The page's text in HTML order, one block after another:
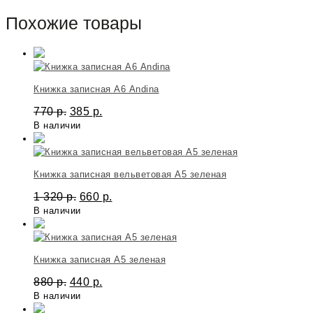
Похожие товары
Книжка записная А6 Andina
770р. 385 р.
В наличии
Книжка записная вельветовая А5 зеленая
1 320р. 660 р.
В наличии
Книжка записная A5 зеленая
880р. 440 р.
В наличии